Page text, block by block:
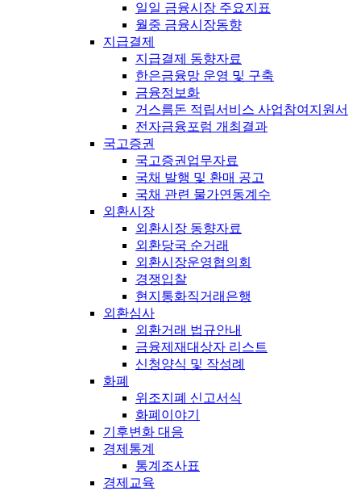
일일 금융시장 주요지표
월중 금융시장동향
지급결제
지급결제 동향자료
한은금융망 운영 및 구축
금융정보화
거스름돈 적립서비스 사업참여지원서
전자금융포럼 개최결과
국고증권
국고증권업무자료
국채 발행 및 환매 공고
국채 관련 물가연동계수
외환시장
외환시장 동향자료
외환당국 순거래
외환시장운영협의회
경쟁입찰
현지통화직거래은행
외환심사
외환거래 법규안내
금융제재대상자 리스트
신청양식 및 작성례
화폐
위조지폐 신고서식
화폐이야기
기후변화 대응
경제통계
통계조사표
경제교육